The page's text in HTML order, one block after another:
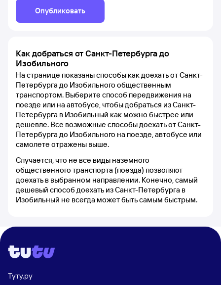
Опубликовать
Как добраться от Санкт-Петербурга до
Изобильного
На странице показаны способы как доехать от Санкт-
Петербурга до Изобильного общественным
транспортом. Выберите способ передвижения на
поезде или на автобусе, чтобы добраться из Санкт-
Петербурга в Изобильный как можно быстрее или
дешевле. Все возможные способы доехать от Санкт-
Петербурга до Изобильного на поезде, автобусе или
самолете отражены выше.
Случается, что не все виды наземного
общественного транспорта (поезда) позволяют
доехать в выбранном направлении. Конечно, самый
дешевый способ доехать из Санкт-Петербурга в
Изобильный не всегда может быть самым быстрым.
Туту.ру